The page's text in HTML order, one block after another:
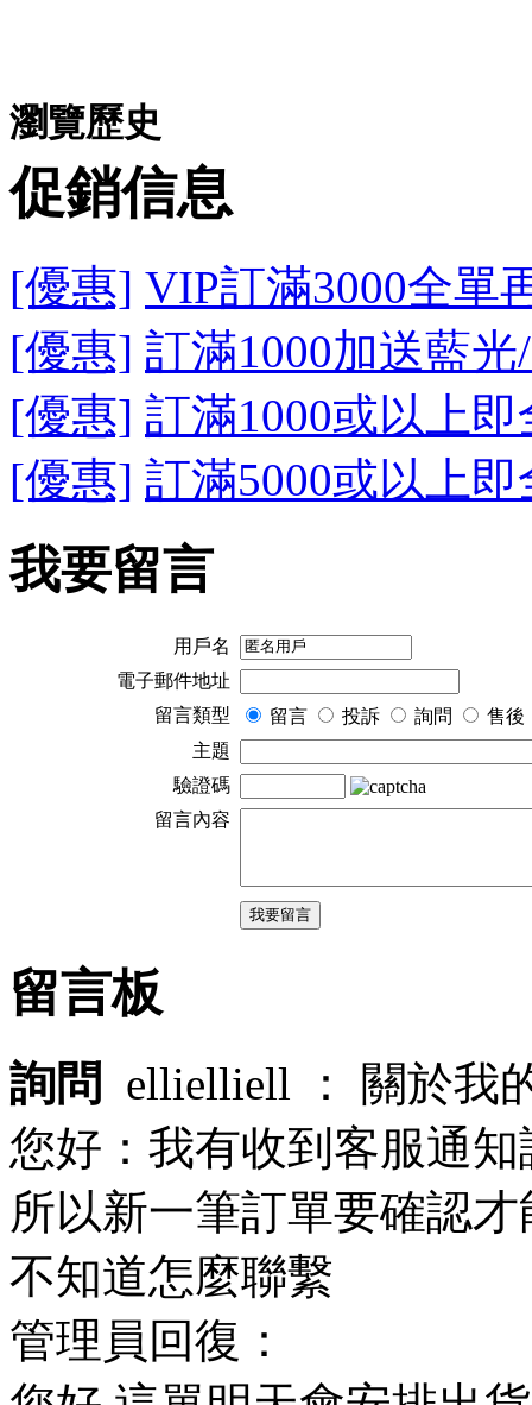
瀏覽歷史
促銷信息
[優惠] VIP訂滿3000全單
[優惠] 訂滿1000加送藍
[優惠] 訂滿1000或以上
[優惠] 訂滿5000或以上
我要留言
用戶名
電子郵件地址
留言類型
留言 投訴 詢問
售後
主題
驗證碼
留言內容
留言板
詢問 ellielliell ： 關於我
您好：我有收到客服通
所以新一筆訂單要確認
不知道怎麼聯繫
管理員回復：